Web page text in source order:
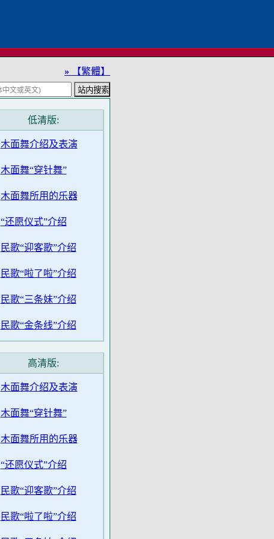
» 【繁體】
低清版:
木面舞介绍及表演
木面舞“穿针舞”
木面舞所用的乐器
“还愿仪式”介绍
民歌“迎客歌”介绍
民歌“啦了啦”介绍
民歌“三条妹”介绍
民歌“金条线”介绍
高清版:
木面舞介绍及表演
木面舞“穿针舞”
木面舞所用的乐器
“还愿仪式”介绍
民歌“迎客歌”介绍
民歌“啦了啦”介绍